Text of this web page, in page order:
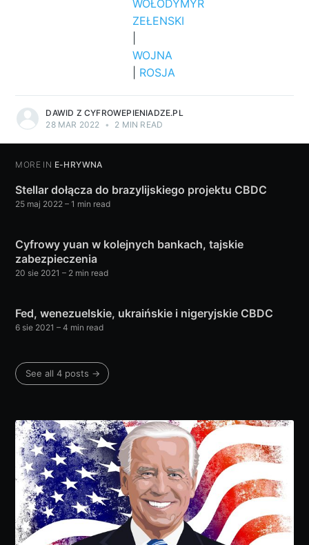
WOŁODYMYR
ZEŁENSKI
WOJNA
ROSJA
DAWID Z CYFROWEPIENIADZE.PL
28 MAR 2022
• 2 MIN READ
MORE IN E-HRYWNA
Stellar dołącza do brazylijskiego projektu CBDC
25 maj 2022 – 1 min read
Cyfrowy yuan w kolejnych bankach, tajskie
zabezpieczenia
20 sie 2021 – 2 min read
Fed, wenezuelskie, ukraińskie i nigeryjskie CBDC
6 sie 2021 – 4 min read
See all 4 posts →